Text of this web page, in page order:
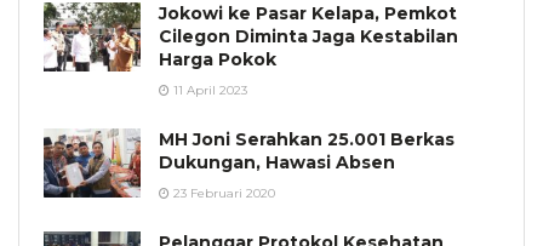
Jokowi ke Pasar Kelapa, Pemkot
Cilegon Diminta Jaga Kestabilan
Harga Pokok
11 April 2023
MH Joni Serahkan 25.001 Berkas
Dukungan, Hawasi Absen
23 Februari 2020